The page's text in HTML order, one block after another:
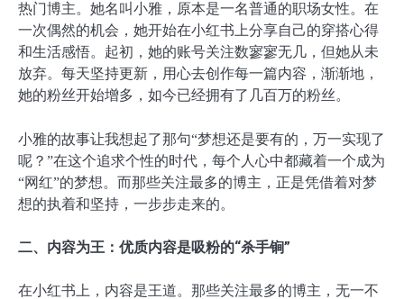
热门博主。她名叫小雅，原本是一名普通的职场女性。在
一次偶然的机会，她开始在小红书上分享自己的穿搭心得
和生活感悟。起初，她的账号关注数寥寥无几，但她从未
放弃。每天坚持更新，用心去创作每一篇内容，渐渐地，
她的粉丝开始增多，如今已经拥有了几百万的粉丝。
小雅的故事让我想起了那句“梦想还是要有的，万一实现了
呢？”在这个追求个性的时代，每个人心中都藏着一个成为
“网红”的梦想。而那些关注最多的博主，正是凭借着对梦
想的执着和坚持，一步步走来的。
二、内容为王：优质内容是吸粉的“杀手锏”
在小红书上，内容是王道。那些关注最多的博主，无一不